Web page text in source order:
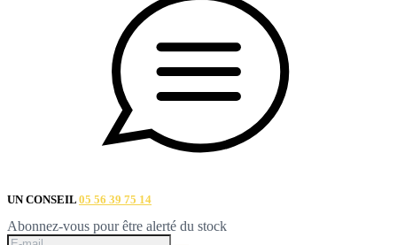
UN CONSEIL 05 56 39 75 14
Abonnez-vous pour être alerté du stock